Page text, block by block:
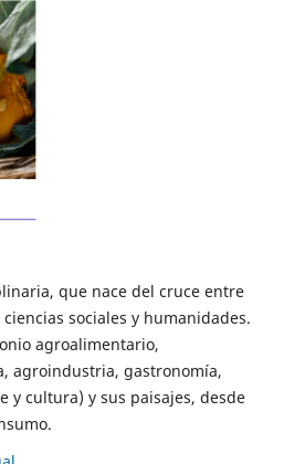
que nace del cruce entre
sociales y humanidades.
agroalimentario,
agroindustria, gastronomía,
y cultura) y sus paisajes, desde